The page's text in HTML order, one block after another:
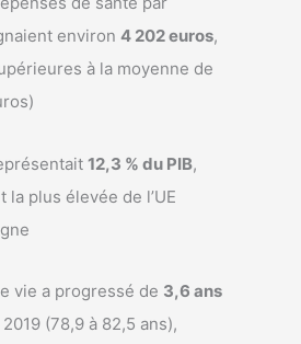
environ 4 202 euros,
à la moyenne de
12,3 % du PIB,
la plus élevée de l’UE
vie a progressé de 3,6 ans
(78,9 à 82,5 ans),